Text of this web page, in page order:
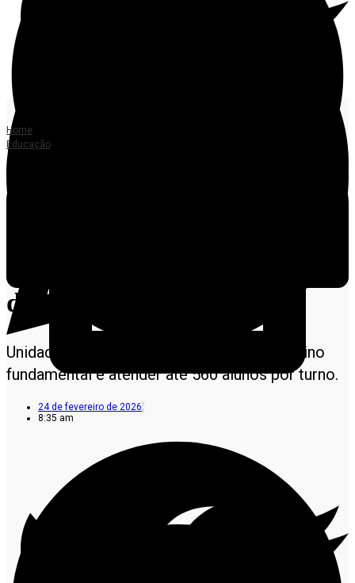
Home
Educação
Alta Floresta terá nova escola municipal com investimento de R$ 16,9
NOVA ESCOLA MUNICIPAL
municipal com investimento
de R$ 16,9 milhões
Unidade vai ampliar oferta de vagas no ensino
fundamental e atender até 560 alunos por turno.
24 de fevereiro de 2026
8:35 am